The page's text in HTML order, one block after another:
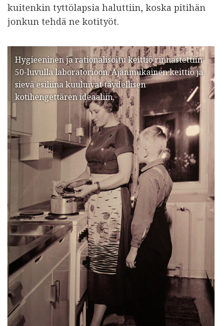
kuitenkin tyttölapsia haluttiin, koska pitihän
jonkun tehdä ne kotityöt.
Hygieeninen ja rationalisoitu keittiö rinnastettiin
50-luvulla laboratorioon. Ajanmukainen keittiö ja
sievä esiliina kuuluivat täydellisen
kotihengettären ideaaliin.